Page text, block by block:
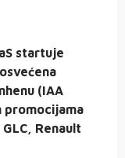
startuje
(IAA
promocijama
Renault